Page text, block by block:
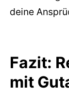
deine
Fazit:
mit